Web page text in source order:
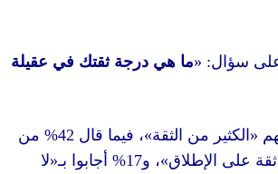
:ما هي درجة ثقتك في عقيلة
الثقة» ، فيما قال42%
من
»، و 17% أجابوا بـ «لا